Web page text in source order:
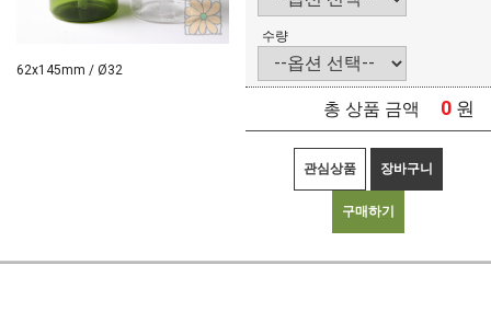
62x145mm / Ø32
수량
총 상품 금액 0 원
관심상품 장바구니
구매하기